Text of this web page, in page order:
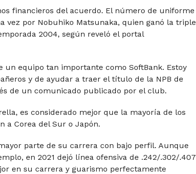
financieros del acuerdo. El número de uniforme
vez por Nobuhiko Matsunaka, quien ganó la triple
2004, según reveló el portal
equipo tan importante como SoftBank. Estoy
y de ayudar a traer el título de la NPB de
de un comunicado publicado por el club.
es considerado mejor que la mayoría de los
a Corea del Sur o Japón.
parte de su carrera con bajo perfil. Aunque
en 2021 dejó línea ofensiva de .242/.302/.407
en su carrera y guarismo perfectamente